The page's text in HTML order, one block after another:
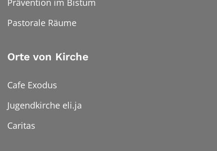
Prävention im Bistum
Pastorale Räume
Orte von Kirche
Cafe Exodus
Jugendkirche eli.ja
Caritas